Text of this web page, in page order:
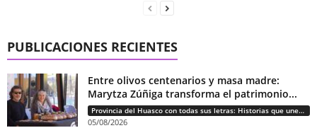
PUBLICACIONES RECIENTES
Entre olivos centenarios y masa madre:
Marytza Zúñiga transforma el patrimonio...
Provincia del Huasco con todas sus letras: Historias que unen cultura, diversidad e identidad
05/08/2026